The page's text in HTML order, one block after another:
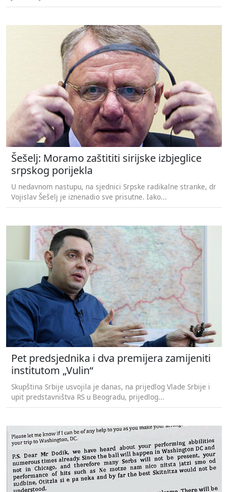
Šešelj: Moramo zaštititi sirijske izbjeglice
srpskog porijekla
U nedavnom nastupu, na sjednici Srpske radikalne stranke, dr
Vojislav Šešelj je iznenadio sve prisutne. Iako...
Pet predsjednika i dva premijera zamijeniti
institutom „Vulin“
Skupština Srbije usvojila je danas, na prijedlog Vlade Srbije i
upit predstavništva RS u Beogradu, prijedlog...